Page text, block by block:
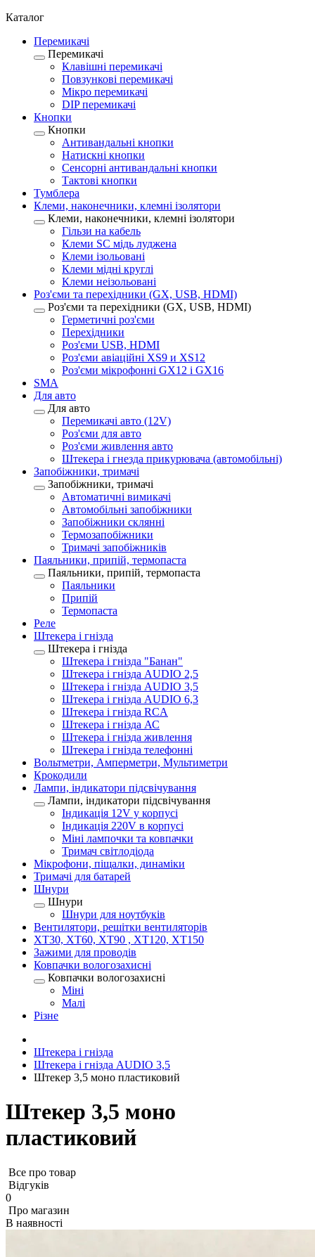
Каталог
Перемикачі
Перемикачі
Клавішні перемикачі
Повзункові перемикачі
Мікро перемикачі
DIP перемикачі
Кнопки
Кнопки
Антивандальні кнопки
Натискні кнопки
Сенсорні антивандальні кнопки
Тактові кнопки
Тумблера
Клеми, наконечники, клемні ізолятори
Клеми, наконечники, клемні ізолятори
Гільзи на кабель
Клеми SC мідь луджена
Клеми ізольовані
Клеми мідні круглі
Клеми неізольовані
Роз'єми та перехідники (GX, USB, HDMI)
Роз'єми та перехідники (GX, USB, HDMI)
Герметичні роз'єми
Перехідники
Роз'єми USB, HDMI
Роз'єми авіаційні XS9 и XS12
Роз'єми мікрофонні GX12 і GX16
SMA
Для авто
Для авто
Перемикачі авто (12V)
Роз'єми для авто
Роз'єми живлення авто
Штекера і гнезда прикурювача (автомобільні)
Запобіжники, тримачі
Запобіжники, тримачі
Автоматичні вимикачі
Автомобільні запобіжники
Запобіжники склянні
Термозапобіжники
Тримачі запобіжників
Паяльники, припій, термопаста
Паяльники, припій, термопаста
Паяльники
Припій
Термопаста
Реле
Штекера і гнізда
Штекера і гнізда
Штекера і гнізда "Банан"
Штекера і гнізда AUDIO 2,5
Штекера і гнізда AUDIO 3,5
Штекера і гнізда AUDIO 6,3
Штекера і гнізда RCA
Штекера і гнізда АС
Штекера і гнізда живлення
Штекера і гнізда телефонні
Вольтметри, Амперметри, Мультиметри
Крокодили
Лампи, індикатори підсвічування
Лампи, індикатори підсвічування
Індикація 12V у корпусі
Індикація 220V в корпусі
Міні лампочки та ковпачки
Тримач світлодіода
Мікрофони, піщалки, динаміки
Тримачі для батарей
Шнури
Шнури
Шнури для ноутбуків
Вентилятори, решітки вентиляторів
XT30, XT60, XT90 , XT120, XT150
Зажими для проводів
Ковпачки вологозахисні
Ковпачки вологозахисні
Міні
Малі
Різне
Штекера і гнізда
Штекера і гнізда AUDIO 3,5
Штекер 3,5 моно пластиковий
Штекер 3,5 моно
пластиковий
Все про товар
Відгуків
0
Про магазин
В наявності